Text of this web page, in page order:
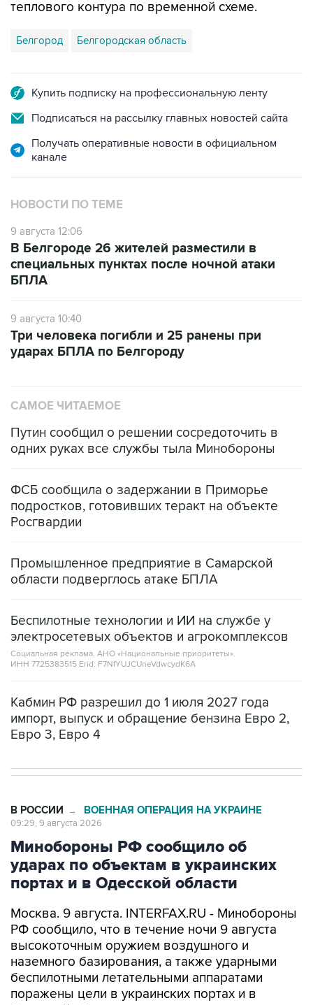
теплового контура по временной схеме.
Белгород Белгородская область
Купить подписку на профессиональную ленту
Подписаться на рассылку главных новостей сайта
Получать оперативные новости в официальном
канале
НОВОСТИ ПО ТЕМЕ
9 августа 12:06
В Белгороде 26 жителей разместили в
специальных пунктах после ночной атаки
БПЛА
9 августа 10:40
Три человека погибли и 25 ранены при
ударах БПЛА по Белгороду
САМОЕ ЧИТАЕМОЕ
Путин сообщил о решении сосредоточить в
одних руках все службы тыла Минобороны
ФСБ сообщила о задержании в Приморье
подростков, готовивших теракт на объекте
Росгвардии
Промышленное предприятие в Самарской
области подверглось атаке БПЛА
Беспилотные технологии и ИИ на службе у
электросетевых объектов и агрокомплексов
Социальная реклама, АНО «Национальные приоритеты».
ИНН 7725383515 Erid: F7NfYUJCUneVdwcydK6A
Кабмин РФ разрешил до 1 июля 2027 года
импорт, выпуск и обращение бензина Евро 2,
Евро 3, Евро 4
В РОССИИ → ВОЕННАЯ ОПЕРАЦИЯ НА УКРАИНЕ
09:29, 9 августа 2026
Минобороны РФ сообщило об
ударах по объектам в украинских
портах и в Одесской области
Москва. 9 августа. INTERFAX.RU - Минобороны
РФ сообщило, что в течение ночи 9 августа
высокоточным оружием воздушного и
наземного базирования, а также ударными
беспилотными летательными аппаратами
поражены цели в украинских портах и в